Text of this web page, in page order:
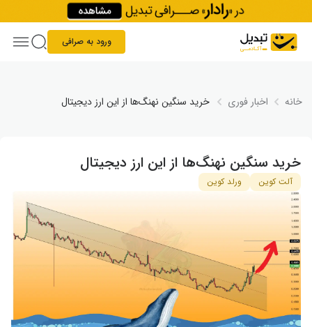
Skip to content
ورود به صرافی
خانه اخبار فوری خرید سنگین نهنگ‌ها از این ارز دیجیتال
خرید سنگین نهنگ‌ها از این ارز دیجیتال
آلت کوین ورلد کوین